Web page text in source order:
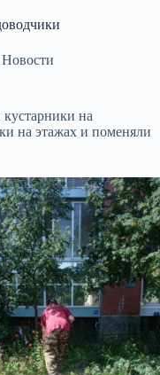
Новости
на
на этажах и поменяли